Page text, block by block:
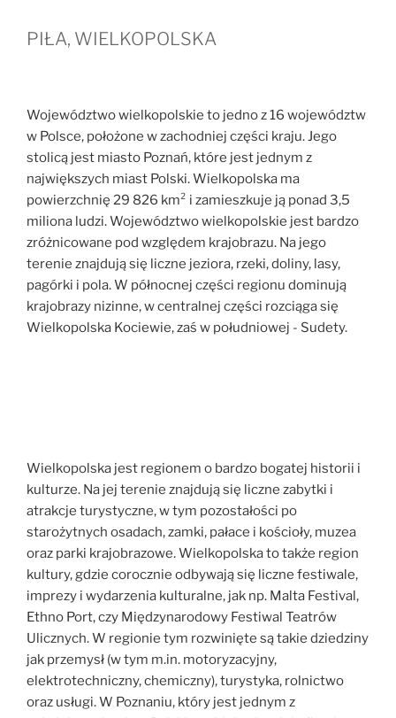
PIŁA, WIELKOPOLSKA
Województwo wielkopolskie to jedno z 16 województw
w Polsce, położone w zachodniej części kraju. Jego
stolicą jest miasto Poznań, które jest jednym z
największych miast Polski. Wielkopolska ma
powierzchnię 29 826 km² i zamieszkuje ją ponad 3,5
miliona ludzi. Województwo wielkopolskie jest bardzo
zróżnicowane pod względem krajobrazu. Na jego
terenie znajdują się liczne jeziora, rzeki, doliny, lasy,
pagórki i pola. W północnej części regionu dominują
krajobrazy nizinne, w centralnej części rozciąga się
Wielkopolska Kociewie, zaś w południowej - Sudety.
Wielkopolska jest regionem o bardzo bogatej historii i
kulturze. Na jej terenie znajdują się liczne zabytki i
atrakcje turystyczne, w tym pozostałości po
starożytnych osadach, zamki, pałace i kościoły, muzea
oraz parki krajobrazowe. Wielkopolska to także region
kultury, gdzie corocznie odbywają się liczne festiwale,
imprezy i wydarzenia kulturalne, jak np. Malta Festival,
Ethno Port, czy Międzynarodowy Festiwal Teatrów
Ulicznych. W regionie tym rozwinięte są takie dziedziny
jak przemysł (w tym m.in. motoryzacyjny,
elektrotechniczny, chemiczny), turystyka, rolnictwo
oraz usługi. W Poznaniu, który jest jednym z